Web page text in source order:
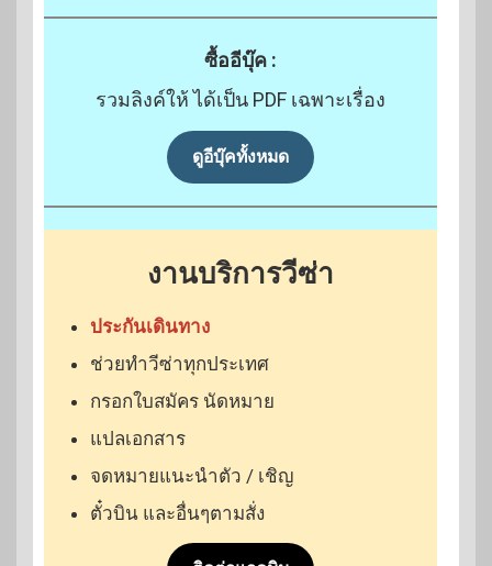
ซื้ออีบุ๊ค :
รวมลิงค์ให้ ได้เป็น PDF เฉพาะเรื่อง
ดูอีบุ๊คทั้งหมด
งานบริการวีซ่า
ประกันเดินทาง
ช่วยทำวีซ่าทุกประเทศ
กรอกใบสมัคร นัดหมาย
แปลเอกสาร
จดหมายแนะนำตัว / เชิญ
ตั๋วบิน และอื่นๆตามสั่ง